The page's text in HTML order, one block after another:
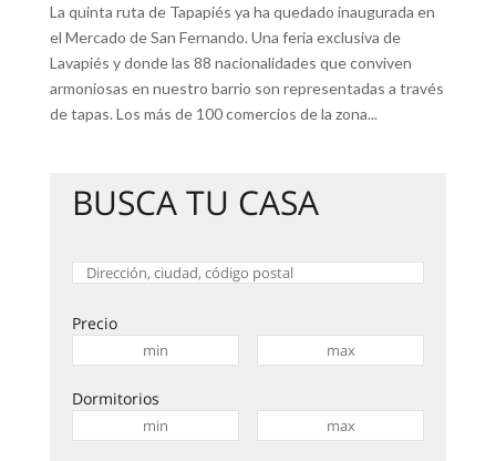
La quinta ruta de Tapapiés ya ha quedado inaugurada en
el Mercado de San Fernando. Una feria exclusiva de
Lavapiés y donde las 88 nacionalidades que conviven
armoniosas en nuestro barrio son representadas a través
de tapas. Los más de 100 comercios de la zona...
BUSCA TU CASA
Precio
Dormitorios